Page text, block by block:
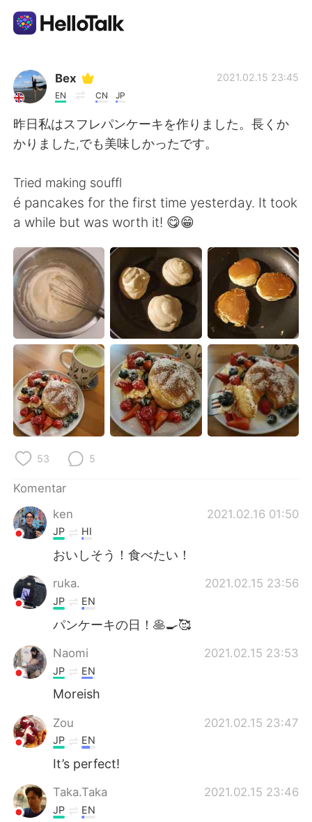
Aplikasi Pertukaran Bahasa
AI Grammar Checker
Indonesia
English 简体中文
繁體中文 Español
العربية Français
Deutsch 日本語
한국어 Русский
ไทย Italiano
Türkçe Tiếng Việt
Português
Bex
EN CN JP
2021.02.15 23:45
昨日私はスフレパンケーキを作りました。長くか
かりました,でも美味しかったです。
Tried making souffl
é pancakes for the first time yesterday. It took
a while but was worth it! 😋😁
53 5
Komentar
ken
2021.02.16 01:50
JP HI
おいしそう！食べたい！
ruka. 2021.02.15 23:56
JP EN
パンケーキの日！🥞🍳🥰
Naomi 2021.02.15 23:53
JP EN
Moreish
Zou 2021.02.15 23:47
JP EN
It’s perfect!
Taka.Taka 2021.02.15 23:46
JP EN